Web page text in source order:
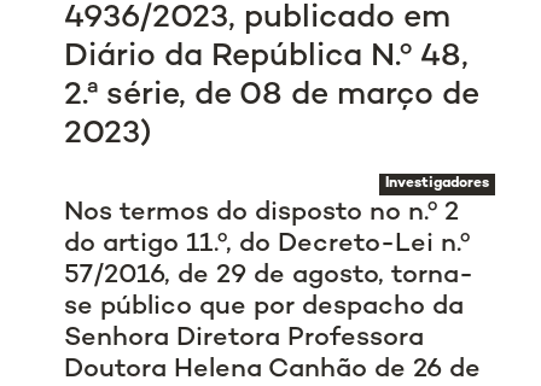
4936/2023, publicado em
Diário da República N.º 48,
2.ª série, de 08 de março de
2023)
Investigadores
Nos termos do disposto no n.º 2
do artigo 11.º, do Decreto-Lei n.º
57/2016, de 29 de agosto, torna-
se público que por despacho da
Senhora Diretora Professora
Doutora Helena Canhão de 26 de